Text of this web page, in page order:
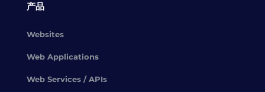
产品
Websites
Web Applications
Web Services / APIs